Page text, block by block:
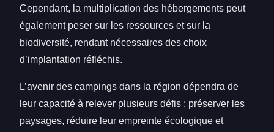
Cependant, la multiplication des hébergements peut
également peser sur les ressources et sur la
biodiversité, rendant nécessaires des choix
d’implantation réfléchis.
L’avenir des campings dans la région dépendra de
leur capacité à relever plusieurs défis : préserver les
paysages, réduire leur empreinte écologique et